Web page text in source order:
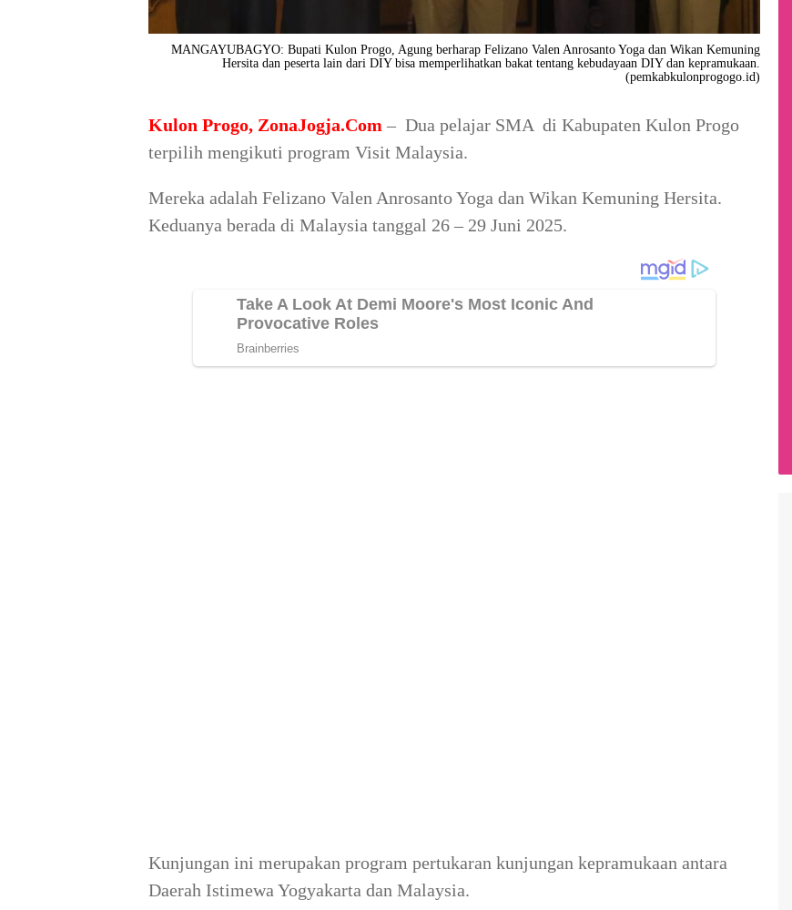
MANGAYUBAGYO: Bupati Kulon Progo, Agung berharap Felizano Valen Anrosanto Yoga dan Wikan Kemuning
Hersita dan peserta lain dari DIY bisa memperlihatkan bakat tentang kebudayaan DIY dan kepramukaan.
(pemkabkulonprogogo.id)
Kulon Progo, ZonaJogja.Com – Dua pelajar SMA di Kabupaten Kulon Progo
terpilih mengikuti program Visit Malaysia.
Mereka adalah Felizano Valen Anrosanto Yoga dan Wikan Kemuning Hersita.
Keduanya berada di Malaysia tanggal 26 – 29 Juni 2025.
Kunjungan ini merupakan program pertukaran kunjungan kepramukaan antara
Daerah Istimewa Yogyakarta dan Malaysia.